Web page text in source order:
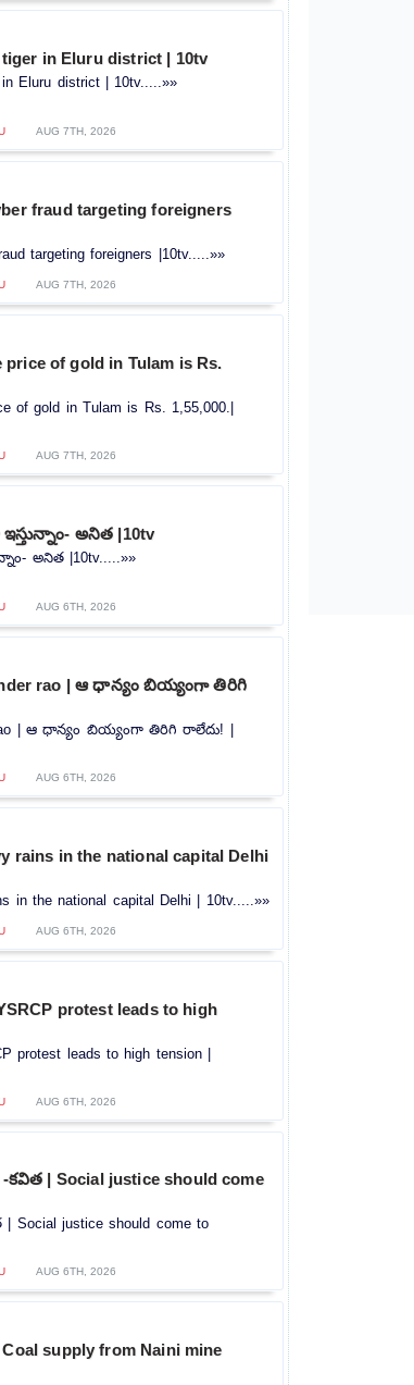
in Eluru district | 10tv
Eluru district | 10tv.....»»
AUG 7TH, 2026
​​fraud targeting foreigners
targeting foreigners |10tv.....»»
AUG 7TH, 2026
of gold in Tulam is Rs.
of gold in Tulam is Rs. 1,55,000.|
AUG 7TH, 2026
అనిత |10tv
అనిత |10tv.....»»
AUG 6TH, 2026
rao | ఆ ధాన్యం బియ్యంగా తిరిగి
rao | ఆ ధాన్యం బియ్యంగా తిరిగి రాలేదు! |
AUG 6TH, 2026
in the national capital Delhi
the national capital Delhi | 10tv.....»»
AUG 6TH, 2026
protest leads to high
leads to high tension |
AUG 6TH, 2026
Social justice should come
justice should come to
AUG 6TH, 2026
supply from Naini mine